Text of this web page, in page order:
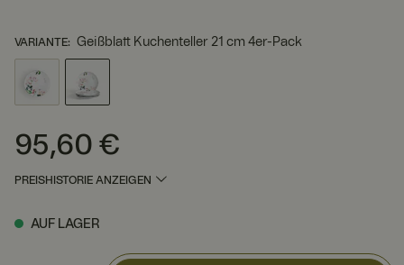
VARIANTE: Geißblatt Kuchenteller 21 cm 4er-Pack
Preis 95,60 €
95,60 €
PREISHISTORIE ANZEIGEN
AUF LAGER